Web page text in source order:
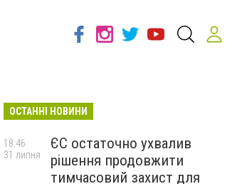
ОСТАННІ НОВИНИ
ЄС остаточно ухвалив
рішення продовжити
тимчасовий захист для
18:46
31 липня